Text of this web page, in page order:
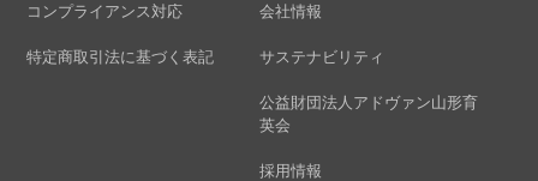
コンプライアンス対応
特定商取引法に基づく表記
会社情報
サステナビリティ
公益財団法人アドヴァン山形育
英会
採用情報